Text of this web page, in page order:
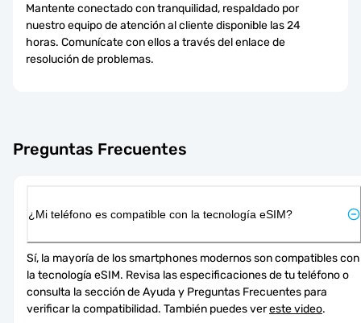
Mantente conectado con tranquilidad, respaldado por
nuestro equipo de atención al cliente disponible las 24
horas. Comunícate con ellos a través del enlace de
resolución de problemas.
Preguntas Frecuentes
¿Mi teléfono es compatible con la tecnología eSIM?
Sí, la mayoría de los smartphones modernos son compatibles con
la tecnología eSIM. Revisa las especificaciones de tu teléfono o
consulta la sección de Ayuda y Preguntas Frecuentes para
verificar la compatibilidad. También puedes ver este video.